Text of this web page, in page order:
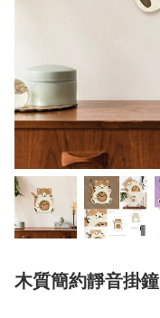
木質簡約靜音掛鐘